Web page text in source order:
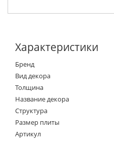
Характеристики
Бренд
Вид декора
Толщина
Название декора
Структура
Размер плиты
Артикул